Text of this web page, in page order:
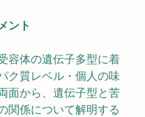
ント
容体の遺伝子多型に着
ク質レベル・個人の味
面から、遺伝子型と苦
関係について解明する